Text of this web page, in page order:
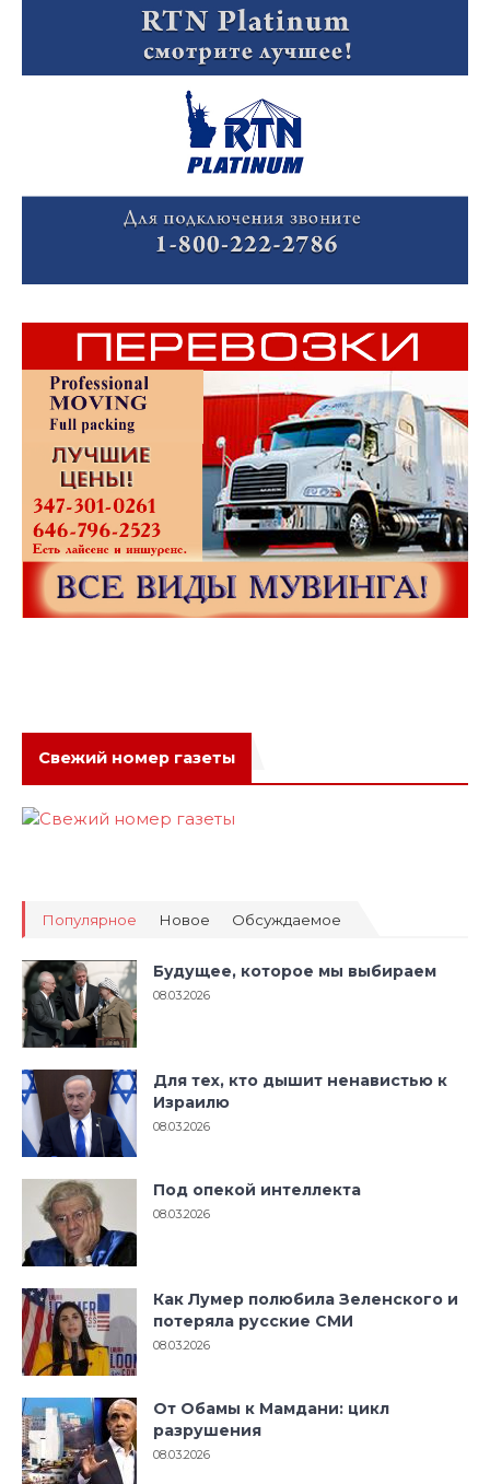
Свежий номер газеты
Популярное Новое Обсуждаемое
Будущее, которое мы выбираем
08.03.2026
Для тех, кто дышит ненавистью к
Израилю
08.03.2026
Под опекой интеллекта
08.03.2026
Как Лумер полюбила Зеленского и
потеряла русские СМИ
08.03.2026
От Обамы к Мамдани: цикл
разрушения
08.03.2026